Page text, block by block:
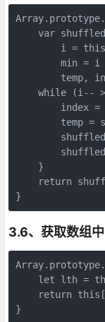
var
i =
min = i
temp,
while (i--
index =
temp =
    }
return
}
3.6、获取数组
let lth =
return
}